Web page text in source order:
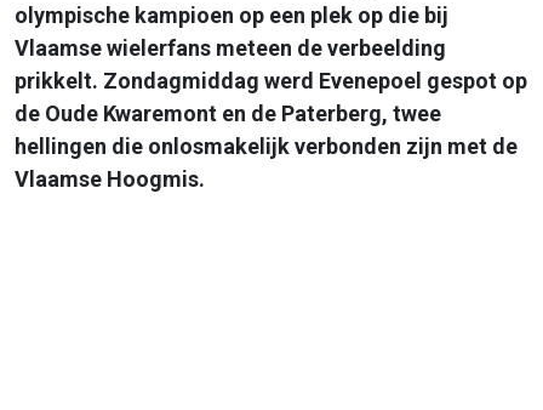
olympische kampioen op een plek op die bij
Vlaamse wielerfans meteen de verbeelding
prikkelt. Zondagmiddag werd Evenepoel gespot op
de Oude Kwaremont en de Paterberg, twee
hellingen die onlosmakelijk verbonden zijn met de
Vlaamse Hoogmis.